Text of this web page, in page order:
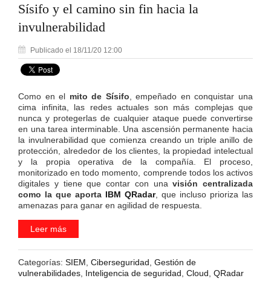
Sísifo y el camino sin fin hacia la
invulnerabilidad
Publicado el 18/11/20 12:00
Como en el mito de Sísifo , empeñado en conquistar una
cima infinita, las redes actuales son más complejas que
nunca y protegerlas de cualquier ataque puede convertirse
en una tarea interminable. Una ascensión permanente hacia
la invulnerabilidad que comienza creando un triple anillo de
protección, alrededor de los clientes, la propiedad intelectual
y la propia operativa de la compañía. El proceso,
monitorizado en todo momento, comprende todos los activos
digitales y tiene que contar con unavisión centralizada
como la que aporta IBM QRadar, que incluso prioriza las
amenazas para ganar en agilidad de respuesta.
Leer más
Categorías: SIEM Ciberseguridad Gestión de
vulnerabilidades Inteligencia de seguridad Cloud QRadar